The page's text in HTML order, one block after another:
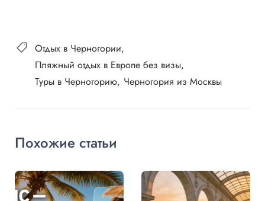
Отдых в Черногории
Пляжный отдых в Европе без визы
Туры в Черногорию Черногория из Москвы
Похожие статьи